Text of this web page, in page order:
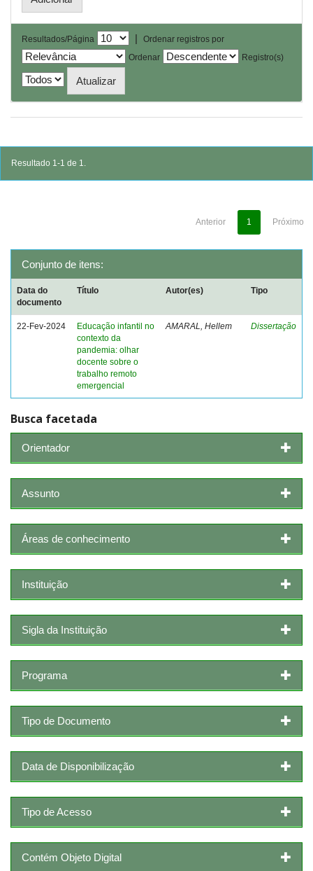
Resultados/Página |
Ordenar registros por
Ordenar
Registro(s)
Resultado 1-1 de 1.
Anterior 1 Próximo
Conjunto de itens:
Data do
documento
Título Autor(es) Tipo
22-Fev-2024
Educação infantil no
contexto da
pandemia: olhar
docente sobre o
trabalho remoto
emergencial
AMARAL, Hellem Dissertação
Busca facetada
Orientador
Assunto
Áreas de conhecimento
Instituição
Sigla da Instituição
Programa
Tipo de Documento
Data de Disponibilização
Tipo de Acesso
Contém Objeto Digital